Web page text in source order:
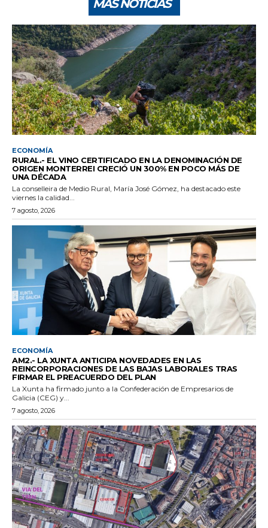
MÁS NOTICIAS
ECONOMÍA
RURAL.- EL VINO CERTIFICADO EN LA DENOMINACIÓN DE
ORIGEN MONTERREI CRECIÓ UN 300% EN POCO MÁS DE
UNA DÉCADA
La conselleira de Medio Rural, María José Gómez, ha destacado este
viernes la calidad...
7 agosto, 2026
ECONOMÍA
AM2.- LA XUNTA ANTICIPA NOVEDADES EN LAS
REINCORPORACIONES DE LAS BAJAS LABORALES TRAS
FIRMAR EL PREACUERDO DEL PLAN
La Xunta ha firmado junto a la Confederación de Empresarios de
Galicia (CEG) y...
7 agosto, 2026